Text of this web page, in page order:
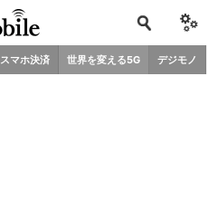
スマホ決済 世界を変える5G デジモノ